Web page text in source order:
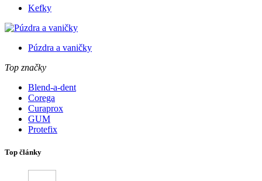
Kefky
Púzdra a vaničky
Top značky
Blend-a-dent
Corega
Curaprox
GUM
Protefix
Top články